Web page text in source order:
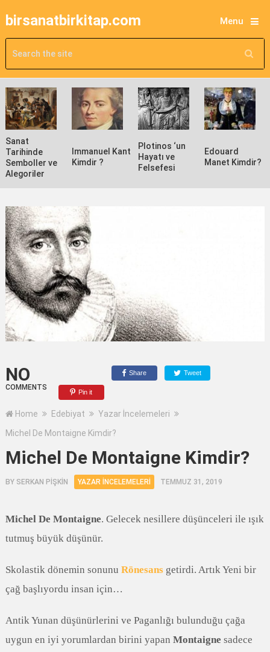
birsanatbirkitap.com Menu
Sanat
Tarihinde
Semboller ve
Alegoriler
Immanuel Kant
Kimdir ?
Plotinos ‘un
Hayatı ve
Felsefesi
Edouard
Manet Kimdir?
NO
COMMENTS
Share Tweet
Pin it
Home Edebiyat
Yazar İncelemeleri
Michel De Montaigne Kimdir?
Michel De Montaigne Kimdir?
BY SERKAN PİŞKİN YAZAR İNCELEMELERI TEMMUZ 31, 2019
Michel De Montaigne. Gelecek nesillere düşünceleri ile ışık
tutmuş büyük düşünür.
Skolastik dönemin sonunu Rönesansgetirdi. Artık Yeni bir
çağ başlıyordu insan için…
Antik Yunan düşünürlerini ve Paganlığı bulunduğu çağa
uygun en iyi yorumlardan birini yapan Montaigne sadece